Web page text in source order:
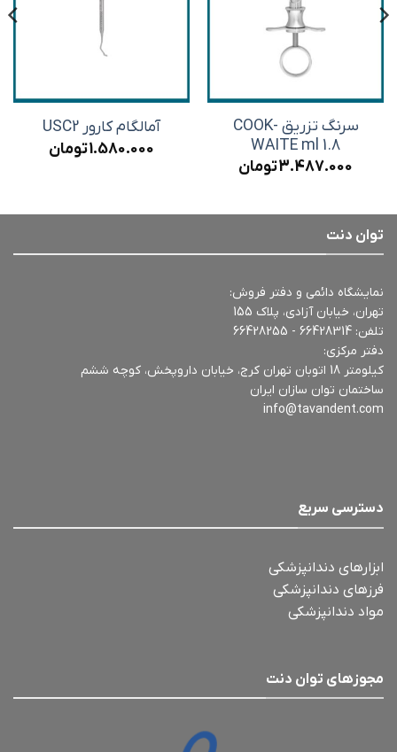
سرنگ تزریق COOK-
WAITE ml 1.8
3.487.000تومان
آمالگام کارور USC2
1.580.000تومان
توان دنت
نمایشگاه دائمی و دفتر فروش:
تهران، خیابان آزادی، پلاک 155
تلفن: 66428314 - 66428255
دفتر مرکزی:
کیلومتر 18 اتوبان تهران کرج، خیابان داروپخش، کوچه ششم
ساختمان توان سازان ایران
info@tavandent.com
دسترسی سریع
ابزارهای دندانپزشکی
فرزهای دندانپزشکی
مواد دندانپزشکی
مجوزهای توان دنت